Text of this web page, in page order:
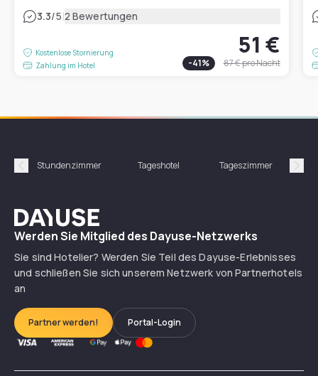
3.3/5|2 Bewertungen
Kostenlose Stornierung
Zahlung im Hotel
51 €
-41% 87 €pro Nacht
Précédent
Stundenzimmer Tageshotel Tageszimmer
Dayuse
Werden Sie Mitglied des Dayuse-Netzwerks
Sie sind Hotelier? Werden Sie Teil des Dayuse-Erlebnisses
und schließen Sie sich unserem Netzwerk von Partnerhotels
an
Partner werden! Portal-Login